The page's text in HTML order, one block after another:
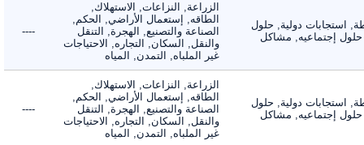
استجابات دولية, حلول
إجتماعيه, مشاكل
الزراعة, النزاعات, الاستهلاك,
الطاقه, إستعمال الأراضي, الحكم,
الصناعة والتصنيع, الهجرة, التنقل
والنقل, السكان, التجاره, الاحتياجات
غير الملباه, التمدن, المياه
----
استجابات دولية, حلول
إجتماعيه, مشاكل
الزراعة, النزاعات, الاستهلاك,
الطاقه, إستعمال الأراضي, الحكم,
الصناعة والتصنيع, الهجرة, التنقل
والنقل, السكان, التجاره, الاحتياجات
غير الملباه, التمدن, المياه
----